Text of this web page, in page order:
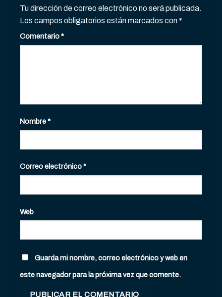
Tu dirección de correo electrónico no será publicada.
Los campos obligatorios están marcados con*
Comentario*
Nombre*
Correo electrónico*
Web
Guarda mi nombre, correo electrónico y web en
este navegador para la próxima vez que comente.